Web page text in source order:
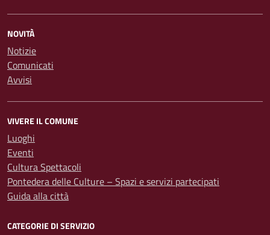
NOVITÀ
Notizie
Comunicati
Avvisi
VIVERE IL COMUNE
Luoghi
Eventi
Cultura Spettacoli
Pontedera delle Culture – Spazi e servizi partecipati
Guida alla città
CATEGORIE DI SERVIZIO